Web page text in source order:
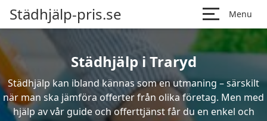
Städhjälp-pris.se Menu
Städhjälp i Traryd
Städhjälp kan ibland kännas som en utmaning – särskilt
när man ska jämföra offerter från olika företag. Men med
hjälp av vår guide och offerttjänst får du en enkel och